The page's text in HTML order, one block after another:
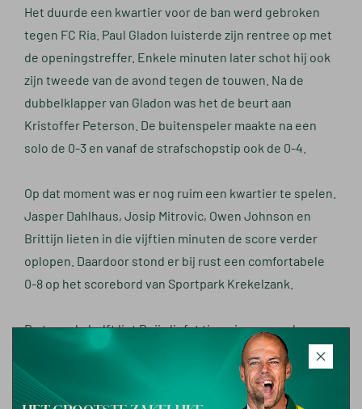
Het duurde een kwartier voor de ban werd gebroken
tegen FC Ria. Paul Gladon luisterde zijn rentree op met
de openingstreffer. Enkele minuten later schot hij ook
zijn tweede van de avond tegen de touwen. Na de
dubbelklapper van Gladon was het de beurt aan
Kristoffer Peterson. De buitenspeler maakte na een
solo de 0-3 en vanaf de strafschopstip ook de 0-4.
Op dat moment was er nog ruim een kwartier te spelen.
Jasper Dahlhaus, Josip Mitrovic, Owen Johnson en
Brittijn lieten in die vijftien minuten de score verder
oplopen. Daardoor stond er bij rust een comfortabele
0-8 op het scorebord van Sportpark Krekelzank.
De tweede helft liet Buijs liefst tien nieuwe spelers
opdraven, alleen de al ingevallen Johnson bleef staan.
Liefst negen jeugdspelers begonnen aan de tweede
helft, aangevuld met de ervaring van Darijo Grujcic en